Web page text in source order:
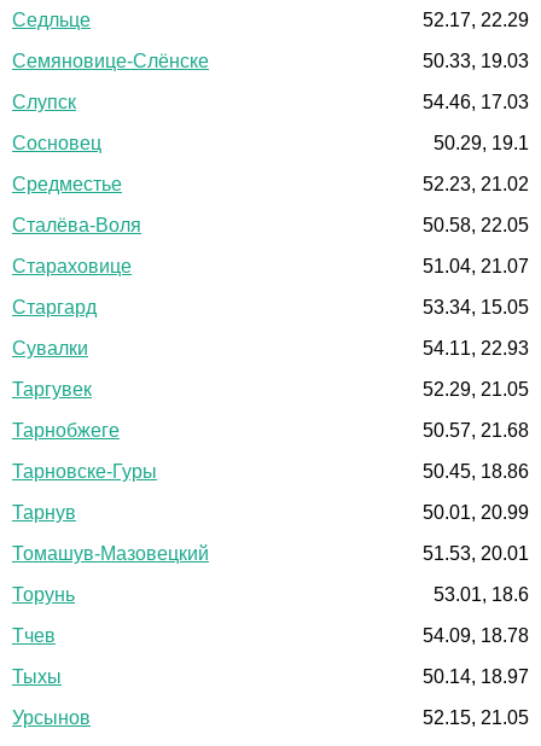
Седльце
52.17, 22.29
Семяновице-Слёнске
50.33, 19.03
Слупск
54.46, 17.03
Сосновец
50.29, 19.1
Средместье
52.23, 21.02
Сталёва-Воля
50.58, 22.05
Стараховице
51.04, 21.07
Старгард
53.34, 15.05
Сувалки
54.11, 22.93
Таргувек
52.29, 21.05
Тарнобжеге
50.57, 21.68
Тарновске-Гуры
50.45, 18.86
Тарнув
50.01, 20.99
Томашув-Мазовецкий
51.53, 20.01
Торунь
53.01, 18.6
Тчев
54.09, 18.78
Тыхы
50.14, 18.97
Урсынов
52.15, 21.05